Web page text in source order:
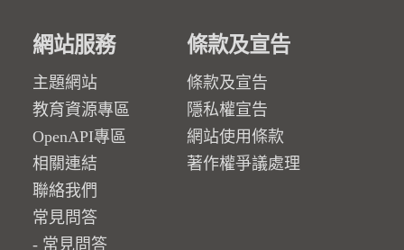
網站服務
主題網站
教育資源專區
OpenAPI專區
相關連結
聯絡我們
常見問答
常見問答
條款及宣告
條款及宣告
隱私權宣告
網站使用條款
著作權爭議處理